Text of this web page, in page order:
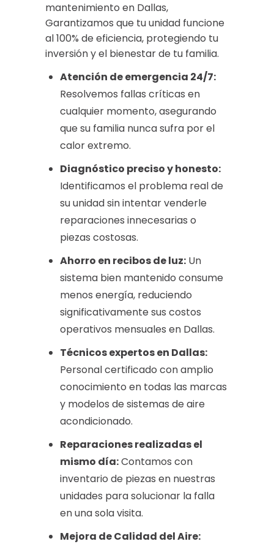
mantenimiento en Dallas,
Garantizamos que tu unidad funcione
al 100% de eficiencia, protegiendo tu
inversión y el bienestar de tu familia.
Atención de emergencia 24/7:
Resolvemos fallas críticas en
cualquier momento, asegurando
que su familia nunca sufra por el
calor extremo.
Diagnóstico preciso y honesto:
Identificamos el problema real de
su unidad sin intentar venderle
reparaciones innecesarias o
piezas costosas.
Ahorro en recibos de luz: Un
sistema bien mantenido consume
menos energía, reduciendo
significativamente sus costos
operativos mensuales en Dallas.
Técnicos expertos en Dallas:
Personal certificado con amplio
conocimiento en todas las marcas
y modelos de sistemas de aire
acondicionado.
Reparaciones realizadas el
mismo día:Contamos con
inventario de piezas en nuestras
unidades para solucionar la falla
en una sola visita.
Mejora de Calidad del Aire: